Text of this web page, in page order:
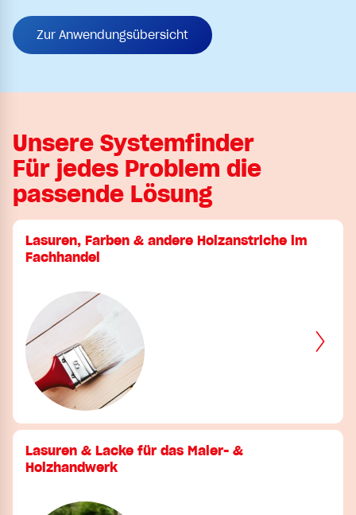
Zur Anwendungsübersicht
Unsere Systemfinder
Für jedes Problem die
passende Lösung
Lasuren, Farben & andere Holzanstriche im
Fachhandel
Lasuren & Lacke für das Maler- &
Holzhandwerk